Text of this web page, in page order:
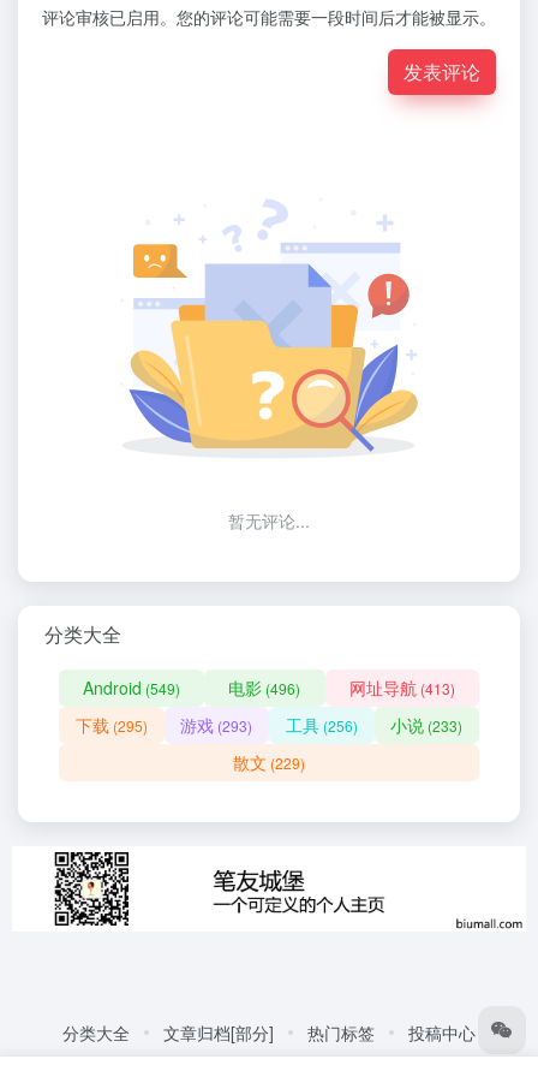
评论审核已启用。您的评论可能需要一段时间后才能被显示。
发表评论
暂无评论...
分类大全
Android (549) 电影 (496) 网址导航 (413)
下载 (295) 游戏 (293) 工具(256) 小说 (233)
散文 (229)
分类大全 文章归档[部分] 热门标签
投稿中心